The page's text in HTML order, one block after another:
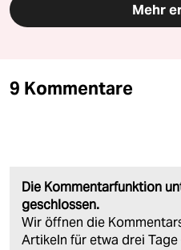
Mehr
9 Kommentare
Die Kommentarfunktion
geschlossen.
Wir öffnen die
Artikeln für etwa drei Tage